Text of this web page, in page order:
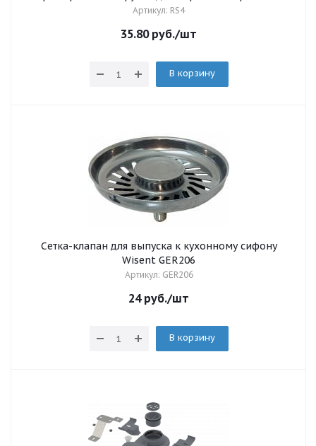
Артикул: RS4
35.80руб./шт
В корзину
Сетка-клапан для выпуска к кухонному сифону
Wisent GER206
Артикул: GER206
24руб./шт
В корзину